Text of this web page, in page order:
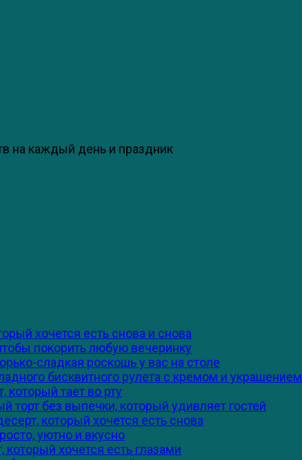
на каждый день и праздник
хочется есть снова и снова
покорить любую вечеринку
сладкая роскошь у вас на столе
бисквитного рулета с кремом и украшением
который тает во рту
без выпечки, который удивляет гостей
который хочется есть снова
уютно и вкусно
хочется есть глазами